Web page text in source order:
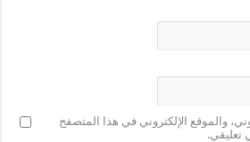
والموقع الإلكتروني في هذا المتصفح
تعليقي.